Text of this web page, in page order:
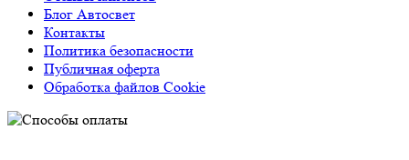
Блог Автосвет
Контакты
Политика безопасности
Публичная оферта
Обработка файлов Cookie